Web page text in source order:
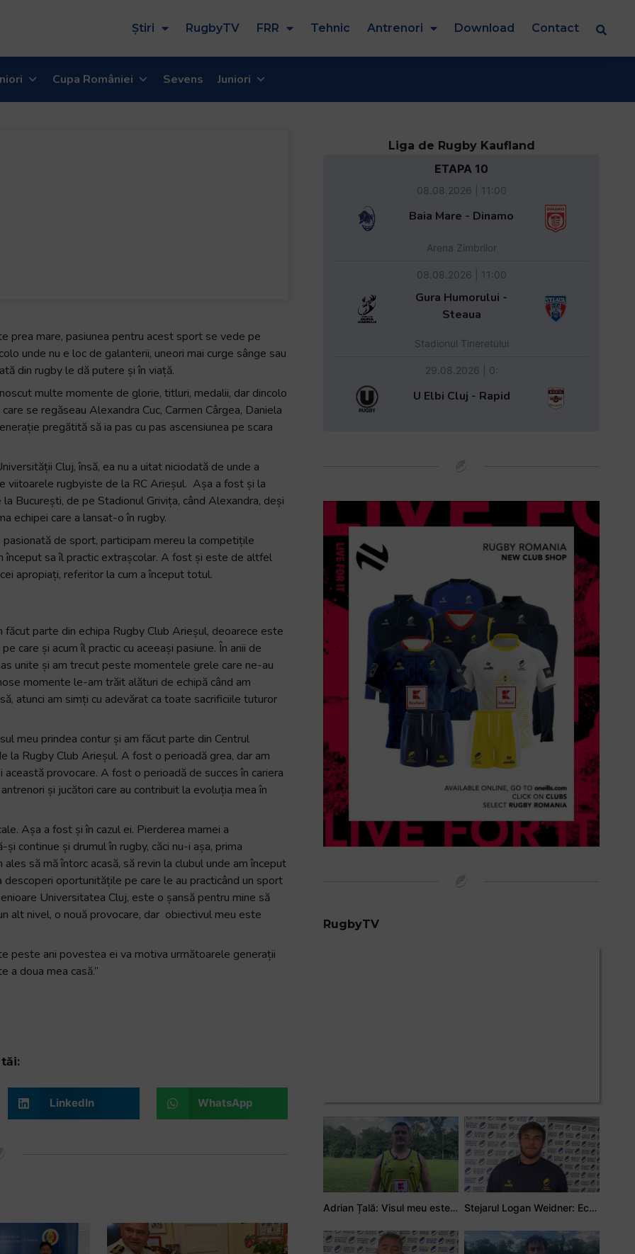
Știri RugbyTV FRR Tehnic Antrenori Download Contact
Cupa României Sevens Juniori
prea mare, pasiunea pentru acest sport se vede pe
unde nu e loc de galanterii, uneori mai curge sânge sau
din rugby le dă putere și în viață.
multe momente de glorie, titluri, medalii, dar dincolo
se regăseau Alexandra Cuc, Carmen Cârgea, Daniela
pregătită să ia pas cu pas ascensiunea pe scara
Cluj, însă, ea nu a uitat niciodată de unde a
viitoarele rugbyiste de la RC Arieșul. Așa a fost și la
București, de pe Stadionul Grivița, când Alexandra, deși
echipei care a lansat-o în rugby.
de sport, participam mereu la competițile
sa îl practic extrașcolar. A fost și este de altfel
apropiați, referitor la cum a început totul.
parte din echipa Rugby Club Arieșul, deoarece este
care și acum îl practic cu aceeași pasiune. În anii de
unite și am trecut peste momentele grele care ne-au
momente le-am trăit alături de echipă când am
atunci am simți cu adevărat ca toate sacrificiile tuturor
meu prindea contur și am făcut parte din Centrul
Rugby Club Arieșul. A fost o perioadă grea, dar am
provocare. A fost o perioadă de succes în cariera
și jucători care au contribuit la evoluția mea în
Așa a fost și în cazul ei. Pierderea mamei a
continue și drumul în rugby, căci nu-i așa, prima
să mă întorc acasă, să revin la clubul unde am început
oportunitățile pe care le au practicând un sport
Universitatea Cluj, este o șansă pentru mine să
alt nivel, o nouă provocare, dar obiectivul meu este
peste ani povestea ei va motiva următoarele generații
a doua mea casă.”
LinkedIn WhatsApp
Liga de Rugby Kaufland
ETAPA 10
08.08.2026 | 11:00
Baia Mare - Dinamo
Arena Zimbrilor
08.08.2026 | 11:00
Gura Humorului -
Steaua
Stadionul Tineretului
29.08.2026 | 0:
U Elbi Cluj - Rapid
RugbyTV
Adrian Țală: Visul meu este să debutez pentru România Stejarul Logan Weidner: Echipa a muncit mult, iar asta se va vedea în meciurile de la Nations Cup